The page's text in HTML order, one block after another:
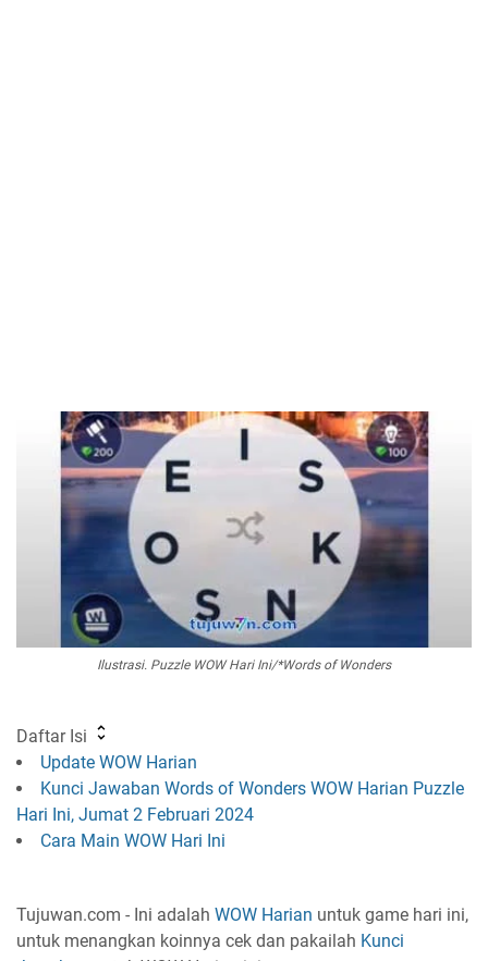
Ilustrasi. Puzzle WOW Hari Ini/*Words of Wonders
Daftar Isi
Update WOW Harian
Kunci Jawaban Words of Wonders WOW Harian Puzzle
Hari Ini, Jumat 2 Februari 2024
Cara Main WOW Hari Ini
Tujuwan.com - Ini adalah WOW Harian untuk game hari ini,
untuk menangkan koinnya cek dan pakailah Kunci